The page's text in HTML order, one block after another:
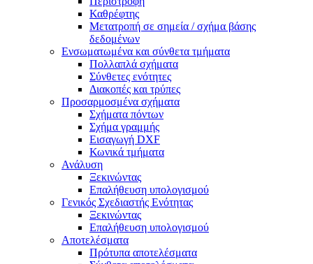
Καθρέφτης
Μετατροπή σε σημεία / σχήμα βάσης
δεδομένων
Ενσωματωμένα και σύνθετα τμήματα
Πολλαπλά σχήματα
Σύνθετες ενότητες
Διακοπές και τρύπες
Προσαρμοσμένα σχήματα
Σχήματα πόντων
Σχήμα γραμμής
Εισαγωγή DXF
Κωνικά τμήματα
Ανάλυση
Ξεκινώντας
Επαλήθευση υπολογισμού
Γενικός Σχεδιαστής Ενότητας
Ξεκινώντας
Επαλήθευση υπολογισμού
Αποτελέσματα
Πρότυπα αποτελέσματα